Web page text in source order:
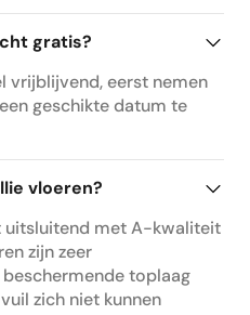
gratis?
vrijblijvend, eerst nemen
geschikte datum te
vloeren?
uitsluitend met A-kwaliteit
zijn zeer
toplaag
zich niet kunnen